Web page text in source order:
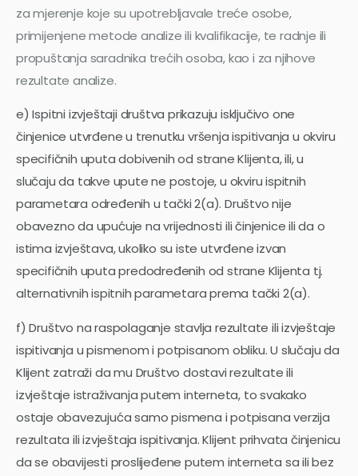
za mjerenje koje su upotrebljavale treće osobe,
primijenjene metode analize ili kvalifikacije, te radnje ili
propuštanja saradnika trećih osoba, kao i za njihove
rezultate analize.
e) Ispitni izvještaji društva prikazuju isključivo one
činjenice utvrđene u trenutku vršenja ispitivanja u okviru
specifičnih uputa dobivenih od strane Klijenta, ili, u
slučaju da takve upute ne postoje, u okviru ispitnih
parametara određenih u tački 2(a). Društvo nije
obavezno da upućuje na vrijednosti ili činjenice ili da o
istima izvještava, ukoliko su iste utvrđene izvan
specifičnih uputa predodređenih od strane Klijenta tj.
alternativnih ispitnih parametara prema tački 2(a).
f) Društvo na raspolaganje stavlja rezultate ili izvještaje
ispitivanja u pismenom i potpisanom obliku. U slučaju da
Klijent zatraži da mu Društvo dostavi rezultate ili
izvještaje istraživanja putem interneta, to svakako
ostaje obavezujuća samo pismena i potpisana verzija
rezultata ili izvještaja ispitivanja. Klijent prihvata činjenicu
da se obavijesti proslijeđene putem interneta sa ili bez